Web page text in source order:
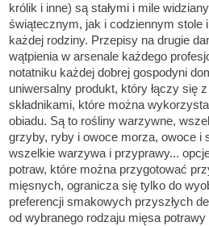
królik i inne) są stałymi i mile
świątecznym, jak i codziennym stole
każdej rodziny. Przepisy na drugie
wątpienia w arsenale każdego
notatniku każdej dobrej gospodyni
uniwersalny produkt, który łączy się
składnikami, które można
obiadu. Są to rośliny warzywne,
grzyby, ryby i owoce morza, owoce i
wszelkie warzywa i przyprawy...
potraw, które można przygotować
mięsnych, ogranicza się tylko do
preferencji smakowych przyszłych
od wybranego rodzaju mięsa